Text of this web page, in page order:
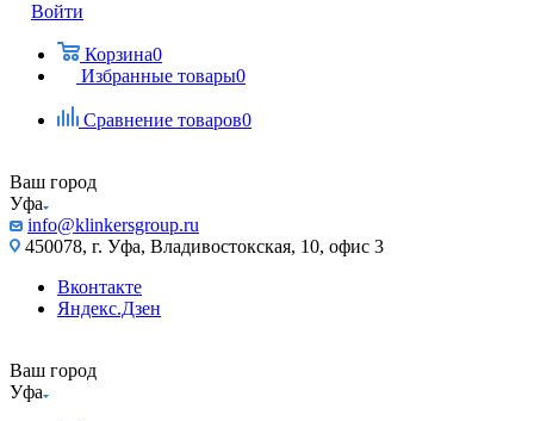
Войти
Корзина0
Избранные товары0
Сравнение товаров0
Ваш город
Уфа
info@klinkersgroup.ru
450078, г. Уфа, Владивостокская, 10, офис 3
Вконтакте
Яндекс.Дзен
Ваш город
Уфа